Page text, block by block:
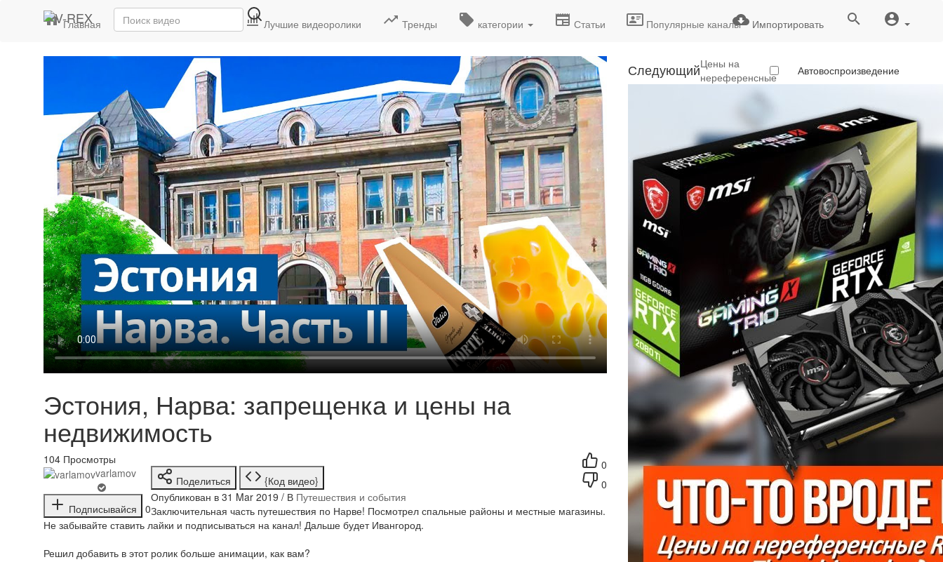
Импортировать
Главная Последние видео Лучшие видеоролики Тренды категории Статьи Популярные каналы
Следующий Автовоспроизведение
Цены на
нереференсные
Эстония, Нарва: запрещенка и цены на
недвижимость
0
0
104 Просмотры
varlamov
Подписывайся 0
Поделиться
{Код видео}
Опубликован в 31 Mar 2019 / В Путешествия и события
Заключительная часть путешествия по Нарве! Посмотрел спальные районы и местные магазины.
Не забывайте ставить лайки и подписываться на канал! Дальше будет Ивангород.
Решил добавить в этот ролик больше анимации, как вам?